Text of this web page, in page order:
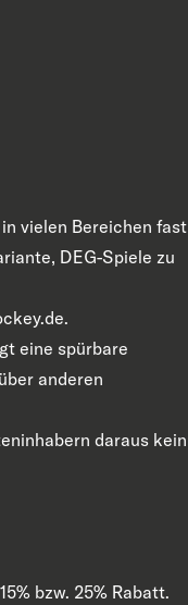
vielen Bereichen fast
DEG-Spiele zu
eine spürbare
anderen
daraus kein
bzw. 25% Rabatt.